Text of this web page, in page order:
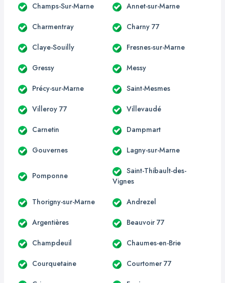
Champs-Sur-Marne Annet-sur-Marne
Charmentray Charny 77
Claye-Souilly Fresnes-sur-Marne
Gressy Messy
Précy-sur-Marne Saint-Mesmes
Villeroy 77 Villevaudé
Carnetin Dampmart
Gouvernes Lagny-sur-Marne
Pomponne
Saint-Thibault-des-
Vignes
Thorigny-sur-Marne Andrezel
Argentières Beauvoir 77
Champdeuil Chaumes-en-Brie
Courquetaine Courtomer 77